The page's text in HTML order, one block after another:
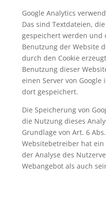
Google Analytics
Das sind Textdateien,
gespeichert werden und
Benutzung der Website
durch den Cookie
Benutzung dieser
einen Server von
dort gespeichert.
Die Speicherung von
die Nutzung dieses
Grundlage von Art. 6
Websitebetreiber hat
der Analyse des
Webangebot als auch